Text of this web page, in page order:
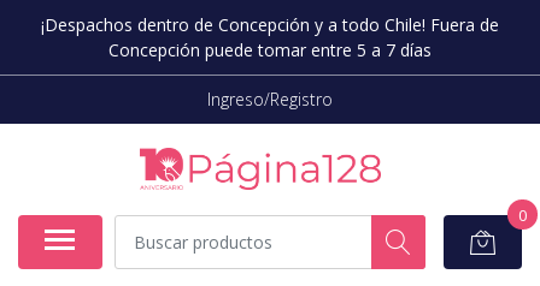
¡Despachos dentro de Concepción y a todo Chile! Fuera de
Concepción puede tomar entre 5 a 7 días
Ingreso/Registro
0